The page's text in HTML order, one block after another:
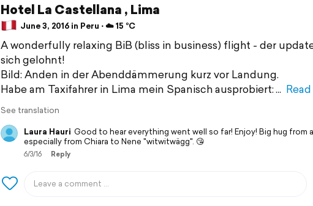
Hotel La Castellana , Lima
June 3, 2016 in Peru ⋅ ☁️ 15 °C
A wonderfully relaxing BiB (bliss in business) flight - der
sich gelohnt!
Bild: Anden in der Abenddämmerung kurz vor Landung.
Habe am Taxifahrer in Lima mein Spanisch ausprobiert:
See translation
Laura Hauri Good to hear everything went well so far! Enjoy! Big hug from
especially from Chiara to Nene "witwitwägg". 😘
6/3/16 Reply